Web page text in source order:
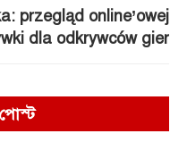
przegląd online’owej
dla odkrywców gier